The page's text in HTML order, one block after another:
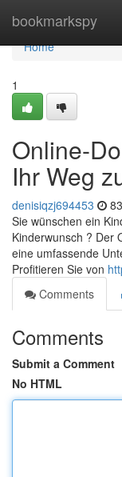
bookmarkspy
Home
Home
1
Online-
Ihr Weg
denisiqzj694453
Sie wünschen ein
Kinderwunsch ? Der
eine umfassende
Profitieren Sie von
Comments
Comments
Submit a Comment
No HTML